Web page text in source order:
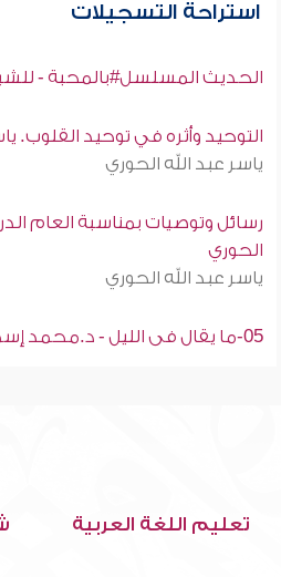
استراحة التسجيلات
الحديث المسلسل#بالمحبة -
التوحيد وأثره في توحيد القلوب.
ياسر عبد الله الحوري
رسائل وتوصيات بمناسبة العام
الحوري
ياسر عبد الله الحوري
05-ما يقال فى الليل - د.محمد إسماعيل المقدم
تعليم اللغة العربية